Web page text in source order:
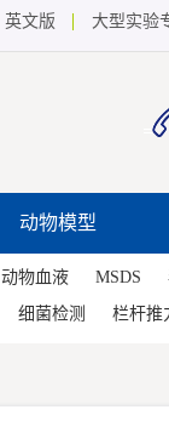
英文版 大型实验
动物模型
动物血液 MSDS
细菌检测 栏杆推